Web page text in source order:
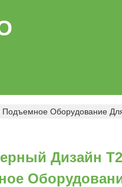
Оборудование
Дизайн